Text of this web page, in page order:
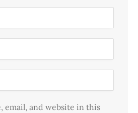
email, and website in this